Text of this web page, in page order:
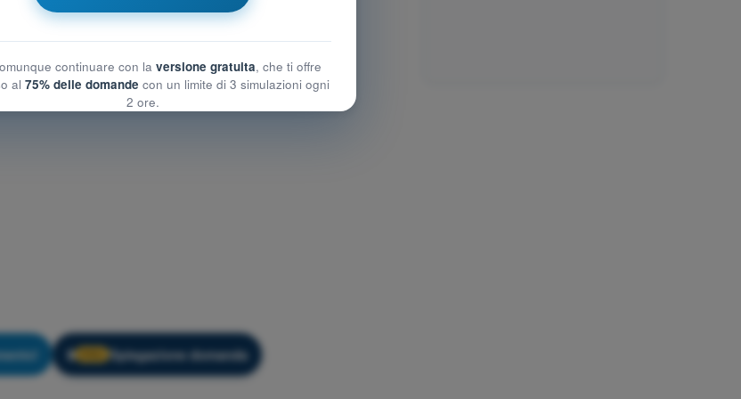
in PDF BPL - Diritto aeronautico e procedure atc
🔒 Spiegazione domanda
continuare con la versione gratuita, che ti offre
al 75% delle domande con un limite di 3 simulazioni ogni
2 ore.